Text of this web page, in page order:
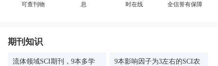
可查刊物
息
时在线
全信誉有保障
期刊知识
流体领域SCI期刊，9本多学
9本影响因子为3左右的SCI农